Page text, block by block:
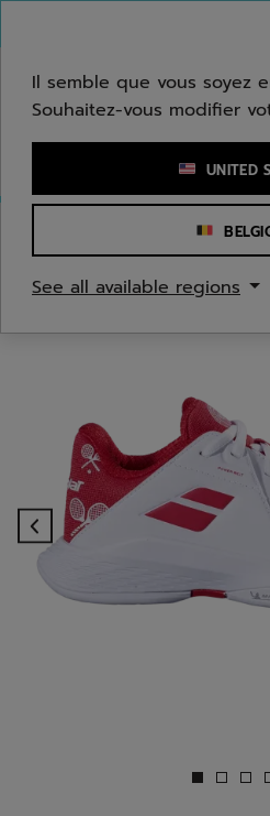
Saisir un mot clé ou un
Previous
Il semble que vous soyez
Souhaitez-vous modifier
UNITED
See all available regions